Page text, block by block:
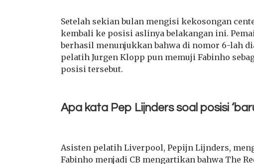
Setelah sekian bulan mengisi kekosongan
kembali ke posisi aslinya belakangan ini.
berhasil menunjukkan bahwa di nomor 6-lah
pelatih Jurgen Klopp pun memuji Fabinho
posisi tersebut.
Apa kata Pep Lijnders soal posisi
Asisten pelatih Liverpool, Pepijn Lijnders,
Fabinho menjadi CB mengartikan bahwa The